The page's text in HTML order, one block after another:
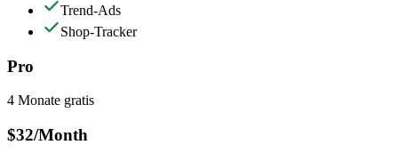
Trend-Ads
Shop-Tracker
Pro
4 Monate gratis
$32/Month